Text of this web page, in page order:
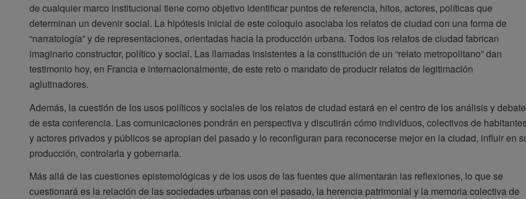
de cualquier marco institucional tiene como objetivo identificar puntos de referencia, hitos, actores, políticas que
determinan un devenir social. La hipótesis inicial de este coloquio asociaba los relatos de ciudad con una forma de
“narratología” y de representaciones, orientadas hacia la producción urbana. Todos los relatos de ciudad fabrican
imaginario constructor, político y social. Las llamadas insistentes a la constitución de un “relato metropolitano” dan
testimonio hoy, en Francia e internacionalmente, de este reto o mandato de producir relatos de legitimación
aglutinadores.
Además, la cuestión de los usos políticos y sociales de los relatos de ciudad estará en el centro de los análisis y
de esta conferencia. Las comunicaciones pondrán en perspectiva y discutirán cómo individuos, colectivos de
y actores privados y públicos se apropian del pasado y lo reconfiguran para reconocerse mejor en la ciudad, influir en
producción, controlarla y gobernarla.
Más allá de las cuestiones epistemológicas y de los usos de las fuentes que alimentarán las reflexiones, lo que se
cuestionará es la relación de las sociedades urbanas con el pasado, la herencia patrimonial y la memoria colectiva de